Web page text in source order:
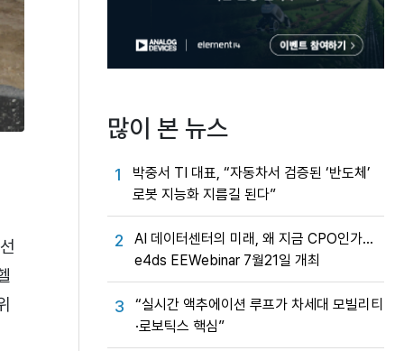
많이 본 뉴스
1
박중서 TI 대표, “자동차서 검증된 ‘반도체’
로봇 지능화 지름길 된다”
2
AI 데이터센터의 미래, 왜 지금 CPO인가…
e4ds EEWebinar 7월21일 개최
3
“실시간 액추에이션 루프가 차세대 모빌리티
·로보틱스 핵심”